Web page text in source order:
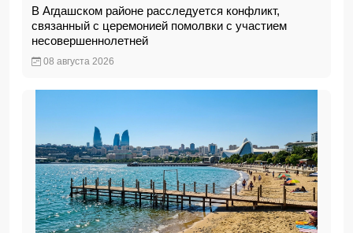
В Агдашском районе расследуется конфликт,
связанный с церемонией помолвки с участием
несовершеннолетней
08 августа 2026